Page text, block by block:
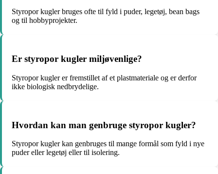
Styropor kugler bruges ofte til fyld i puder, legetøj, bean bags
og til hobbyprojekter.
Er styropor kugler miljøvenlige?
Styropor kugler er fremstillet af et plastmateriale og er derfor
ikke biologisk nedbrydelige.
Hvordan kan man genbruge styropor kugler?
Styropor kugler kan genbruges til mange formål som fyld i nye
puder eller legetøj eller til isolering.